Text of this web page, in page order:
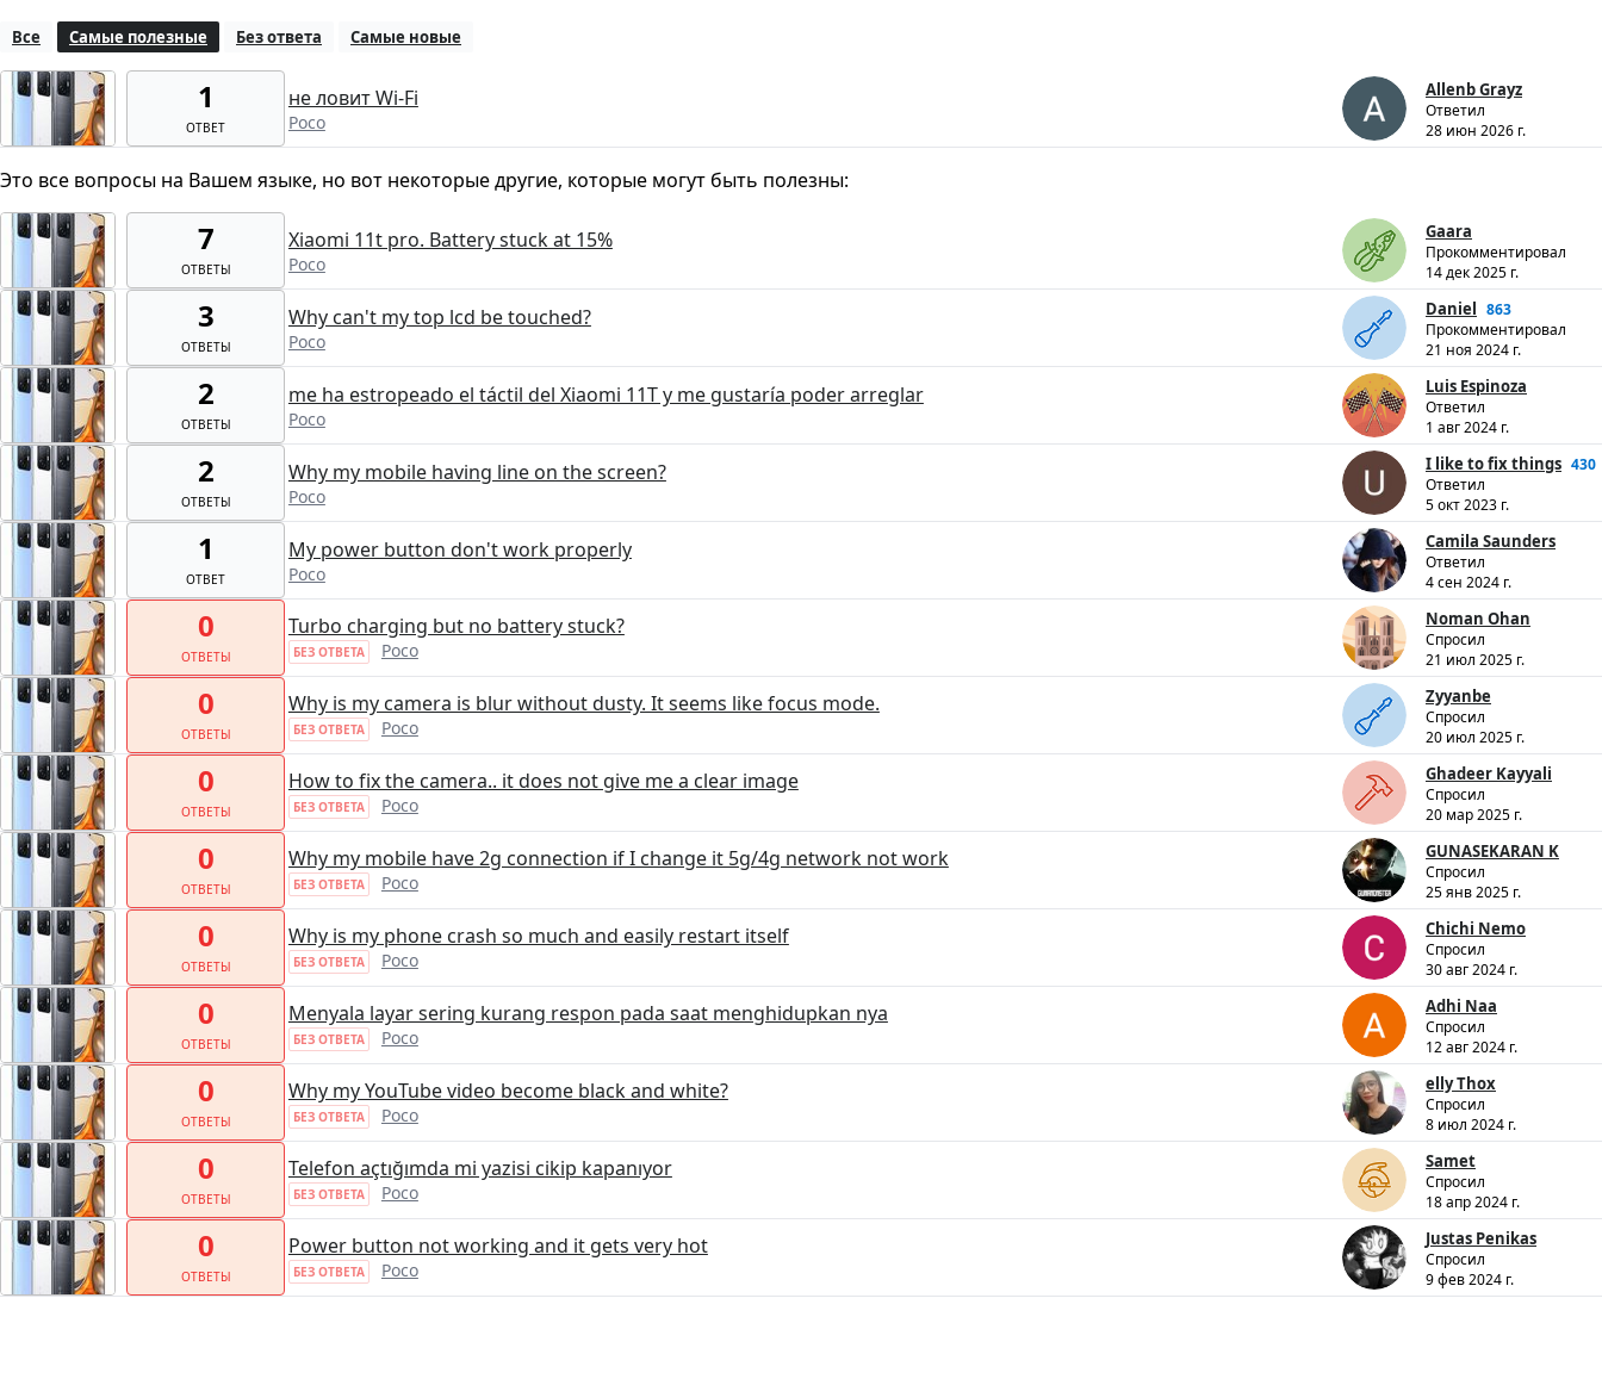
Все Самые полезные Без ответа Самые новые
1
ОТВЕТ
не ловит Wi-Fi
Poco
Allenb Grayz
Ответил
28 июн 2026 г.
Это все вопросы на Вашем языке, но вот некоторые другие, которые могут быть полезны:
7
ОТВЕТЫ
Xiaomi 11t pro. Battery stuck at 15%
Poco
Gaara
Прокомментировал
14 дек 2025 г.
3
ОТВЕТЫ
Why can't my top lcd be touched?
Poco
Daniel 863
Прокомментировал
21 ноя 2024 г.
2
ОТВЕТЫ
me ha estropeado el táctil del Xiaomi 11T y me gustaría poder arreglar
Poco
Luis Espinoza
Ответил
1 авг 2024 г.
2
ОТВЕТЫ
Why my mobile having line on the screen?
Poco
I like to fix things 430
Ответил
5 окт 2023 г.
1
ОТВЕТ
My power button don't work properly
Poco
Camila Saunders
Ответил
4 сен 2024 г.
0
ОТВЕТЫ
Turbo charging but no battery stuck?
БЕЗ ОТВЕТА Poco
Noman Ohan
Спросил
21 июл 2025 г.
0
ОТВЕТЫ
Why is my camera is blur without dusty. It seems like focus mode.
БЕЗ ОТВЕТА Poco
Zyyanbe
Спросил
20 июл 2025 г.
0
ОТВЕТЫ
How to fix the camera.. it does not give me a clear image
БЕЗ ОТВЕТА Poco
Ghadeer Kayyali
Спросил
20 мар 2025 г.
0
ОТВЕТЫ
Why my mobile have 2g connection if I change it 5g/4g network not work
БЕЗ ОТВЕТА Poco
GUNASEKARAN K
Спросил
25 янв 2025 г.
0
ОТВЕТЫ
Why is my phone crash so much and easily restart itself
БЕЗ ОТВЕТА Poco
Chichi Nemo
Спросил
30 авг 2024 г.
0
ОТВЕТЫ
Menyala layar sering kurang respon pada saat menghidupkan nya
БЕЗ ОТВЕТА Poco
Adhi Naa
Спросил
12 авг 2024 г.
0
ОТВЕТЫ
Why my YouTube video become black and white?
БЕЗ ОТВЕТА Poco
elly Thox
Спросил
8 июл 2024 г.
0
ОТВЕТЫ
Telefon açtığımda mi yazisi cikip kapanıyor
БЕЗ ОТВЕТА Poco
Samet
Спросил
18 апр 2024 г.
0
ОТВЕТЫ
Power button not working and it gets very hot
БЕЗ ОТВЕТА Poco
Justas Penikas
Спросил
9 фев 2024 г.